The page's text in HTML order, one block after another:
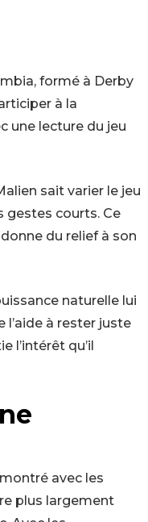
formé à Derby
à la
une lecture du jeu
sait varier le jeu
gestes courts. Ce
du relief à son
naturelle lui
à rester juste
l’intérêt qu’il
avec les
plus largement